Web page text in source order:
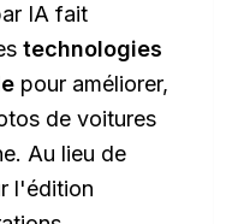
IA fait
technologies
pour améliorer,
de voitures
Au lieu de
l'édition